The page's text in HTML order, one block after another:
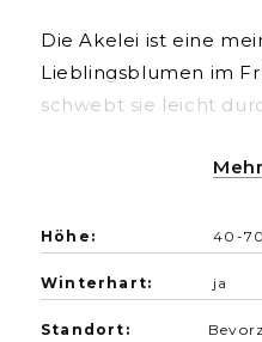
Die Akelei ist eine
Lieblingsblumen im
schwebt sie leicht
kühler, frischer
Höhe: 40-
Winterhart: ja
Standort: